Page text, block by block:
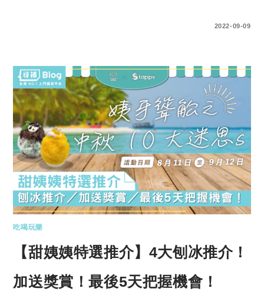
2022-09-09
吃喝玩樂
【甜姨姨特選推介】4大刨冰推介！
加送獎賞！最後5天把握機會！